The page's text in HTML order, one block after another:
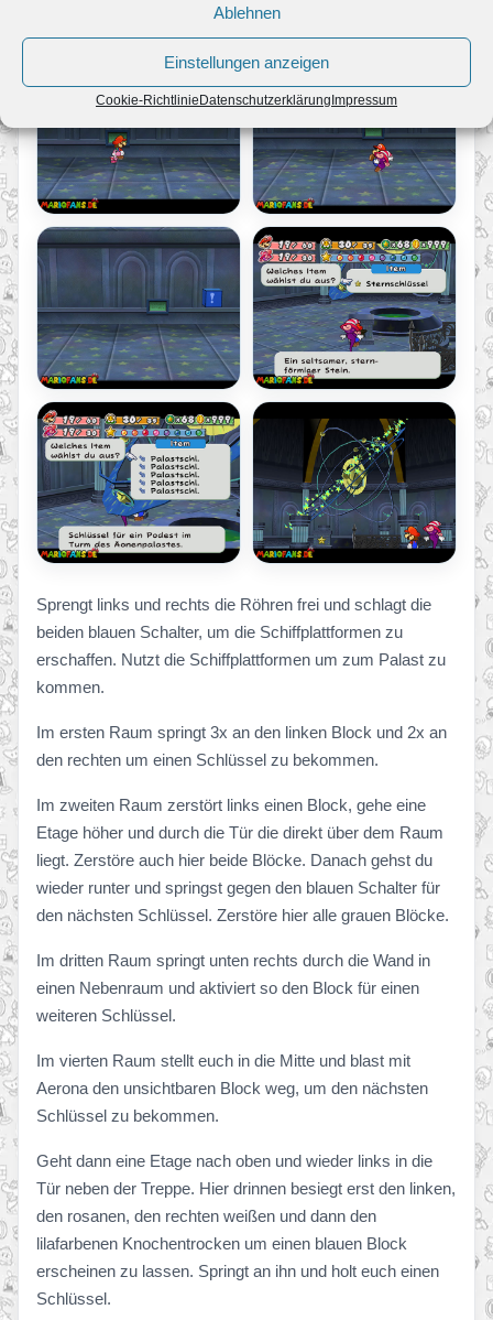
Ablehnen
Einstellungen anzeigen
Cookie-Richtlinie Datenschutzerklärung Impressum
Sprengt links und rechts die Röhren frei und schlagt die
beiden blauen Schalter, um die Schiffplattformen zu
erschaffen. Nutzt die Schiffplattformen um zum Palast zu
kommen.
Im ersten Raum springt 3x an den linken Block und 2x an
den rechten um einen Schlüssel zu bekommen.
Im zweiten Raum zerstört links einen Block, gehe eine
Etage höher und durch die Tür die direkt über dem Raum
liegt. Zerstöre auch hier beide Blöcke. Danach gehst du
wieder runter und springst gegen den blauen Schalter für
den nächsten Schlüssel. Zerstöre hier alle grauen Blöcke.
Im dritten Raum springt unten rechts durch die Wand in
einen Nebenraum und aktiviert so den Block für einen
weiteren Schlüssel.
Im vierten Raum stellt euch in die Mitte und blast mit
Aerona den unsichtbaren Block weg, um den nächsten
Schlüssel zu bekommen.
Geht dann eine Etage nach oben und wieder links in die
Tür neben der Treppe. Hier drinnen besiegt erst den linken,
den rosanen, den rechten weißen und dann den
lilafarbenen Knochentrocken um einen blauen Block
erscheinen zu lassen. Springt an ihn und holt euch einen
Schlüssel.